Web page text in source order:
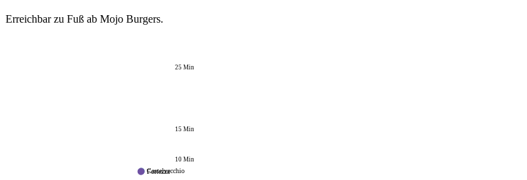
Erreichbar zu Fuß ab Mojo Burgers.
10Min
15 Min
25 Min
Castelvecchio
Fortezza